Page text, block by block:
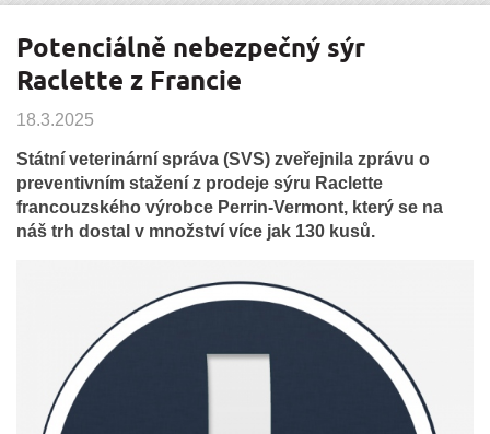
Potenciálně nebezpečný sýr
Raclette z Francie
18.3.2025
Státní veterinární správa (SVS) zveřejnila zprávu o
preventivním stažení z prodeje sýru Raclette
francouzského výrobce Perrin-Vermont, který se na
náš trh dostal v množství více jak 130 kusů.